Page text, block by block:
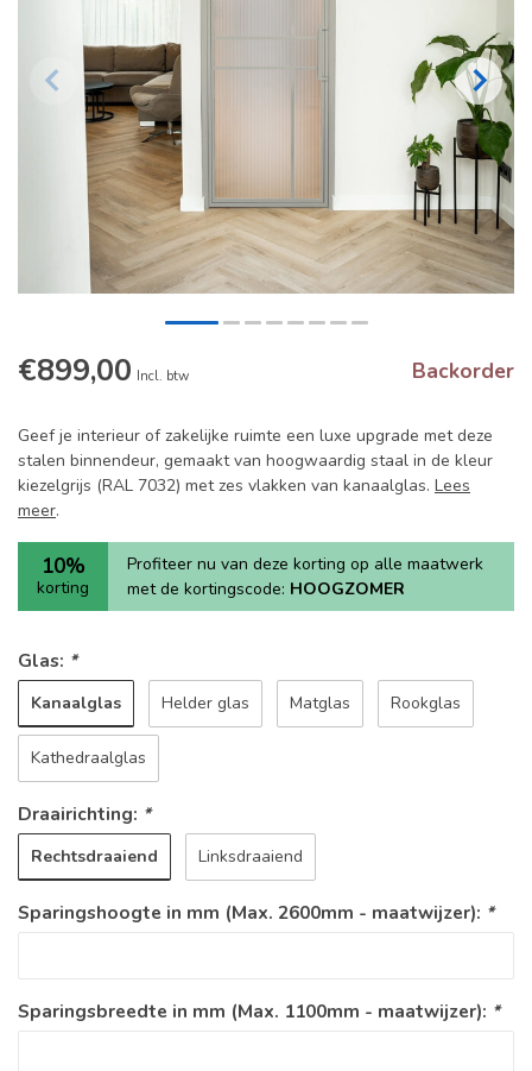
€899,00 Incl. btw Backorder
Geef je interieur of zakelijke ruimte een luxe upgrade met deze
stalen binnendeur, gemaakt van hoogwaardig staal in de kleur
kiezelgrijs (RAL 7032) met zes vlakken van kanaalglas. Lees
meer.
10%
korting
Profiteer nu van deze korting op alle maatwerk
met de kortingscode: HOOGZOMER
Glas: *
Kanaalglas Helder glas Matglas Rookglas
Kathedraalglas
Draairichting: *
Rechtsdraaiend Linksdraaiend
Sparingshoogte in mm (Max. 2600mm - maatwijzer): *
Sparingsbreedte in mm (Max. 1100mm - maatwijzer): *